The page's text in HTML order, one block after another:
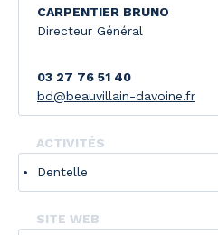
CARPENTIER BRUNO
Directeur Général
03 27 76 51 40
bd@beauvillain-davoine.fr
ACTIVITÉS
Dentelle
SITE WEB